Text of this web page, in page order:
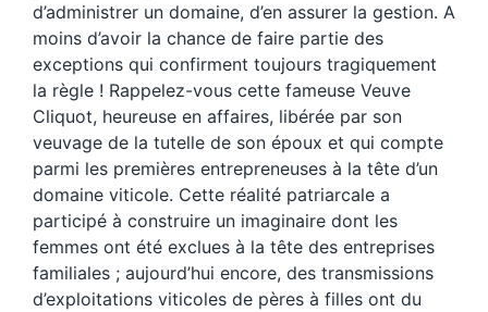
d’administrer un domaine, d’en assurer la gestion. A
moins d’avoir la chance de faire partie des
exceptions qui confirment toujours tragiquement
la règle ! Rappelez-vous cette fameuse Veuve
Cliquot, heureuse en affaires, libérée par son
veuvage de la tutelle de son époux et qui compte
parmi les premières entrepreneuses à la tête d’un
domaine viticole. Cette réalité patriarcale a
participé à construire un imaginaire dont les
femmes ont été exclues à la tête des entreprises
familiales ; aujourd’hui encore, des transmissions
d’exploitations viticoles de pères à filles ont du